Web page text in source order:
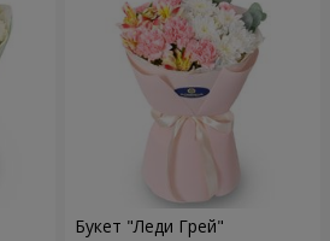
Букет "Леди Грей"